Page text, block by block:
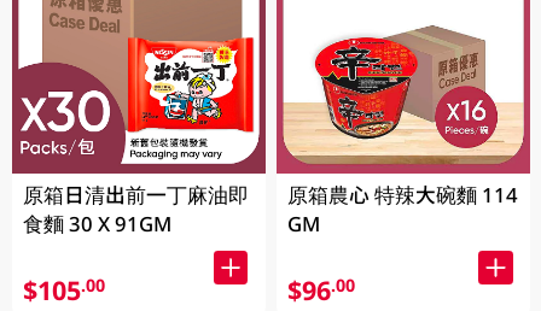
原箱日清出前一丁麻油即
食麵 30 X 91GM
$105.00
原箱農心 特辣大碗麵 114
GM
$96.00